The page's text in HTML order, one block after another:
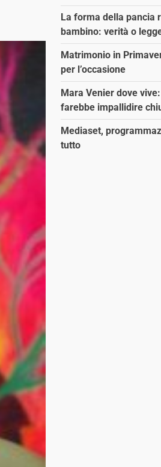
La forma della pancia
bambino: verità o
Matrimonio in
per l’occasione
Mara Venier dove
farebbe impallidire
Mediaset,
tutto